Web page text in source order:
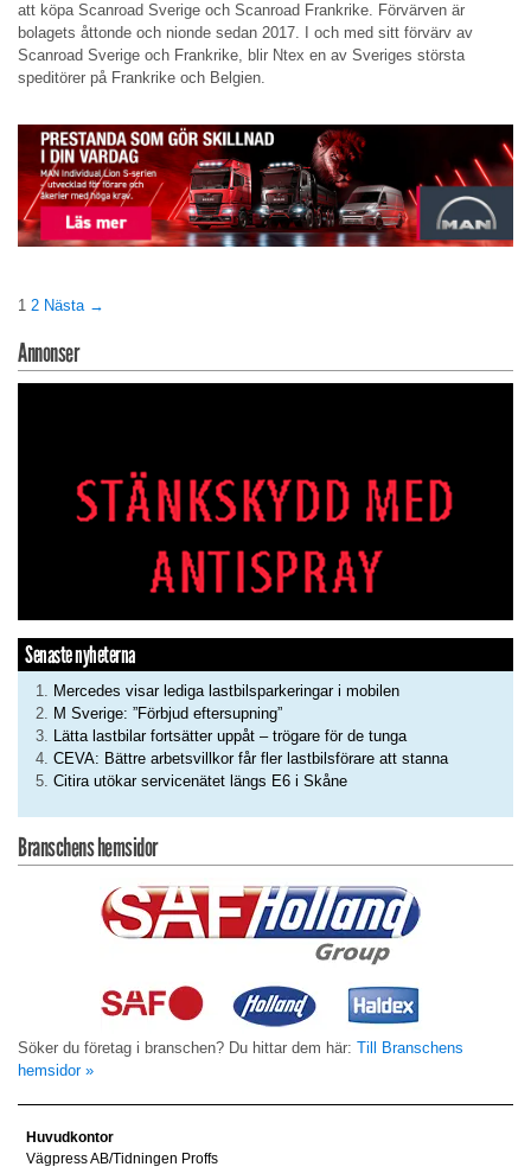
att köpa Scanroad Sverige och Scanroad Frankrike. Förvärven är
bolagets åttonde och nionde sedan 2017. I och med sitt förvärv av
Scanroad Sverige och Frankrike, blir Ntex en av Sveriges största
speditörer på Frankrike och Belgien.
1 2 Nästa →
Annonser
Senaste nyheterna
Mercedes visar lediga lastbilsparkeringar i mobilen
M Sverige: ”Förbjud eftersupning”
Lätta lastbilar fortsätter uppåt – trögare för de tunga
CEVA: Bättre arbetsvillkor får fler lastbilsförare att stanna
Citira utökar servicenätet längs E6 i Skåne
Branschens hemsidor
Söker du företag i branschen? Du hittar dem här: Till Branschens
hemsidor »
Huvudkontor
Vägpress AB/Tidningen Proffs